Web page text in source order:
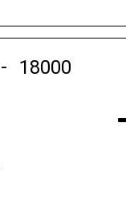
-